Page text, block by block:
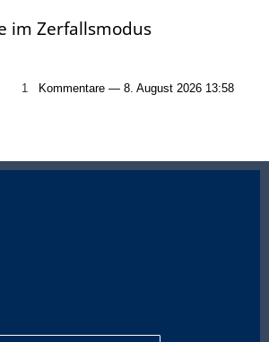
im Zerfallsmodus
1 Kommentare — 8. August 2026 13:58